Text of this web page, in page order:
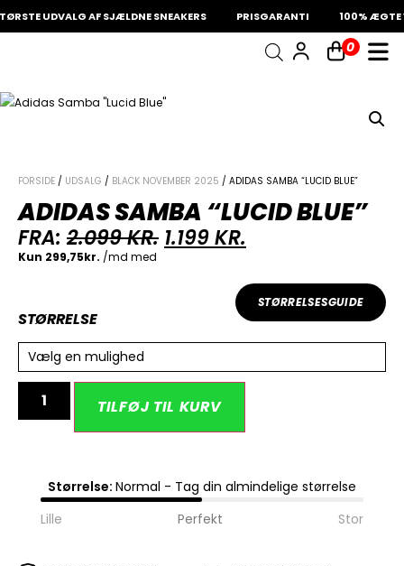
UDVALG AF SJÆLDNE SNEAKERS PRISGARANTI 100% ÆGTE
0
FORSIDE / UDSALG / BLACK NOVEMBER 2025 / ADIDAS SAMBA “LUCID BLUE”
ADIDAS SAMBA “LUCID BLUE”
FRA: 2.099KR. 1.199KR.
STØRRELSESGUIDE
STØRRELSE
Vælg en mulighed
TILFØJ TIL KURV
Størrelse: Normal - Tag din almindelige størrelse
Lille
Perfekt Stor